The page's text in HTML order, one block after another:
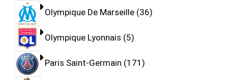
Olympique De Marseille 36
Olympique Lyonnais 5
Paris Saint-Germain 171